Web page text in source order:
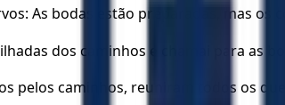
As bodas estão preparadas, mas os
dos caminhos e chamai para as
pelos caminhos, reuniram todos os